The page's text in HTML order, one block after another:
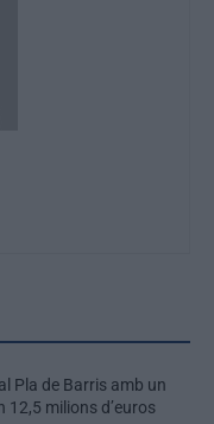
Pla de Barris amb un
12,5 milions d’euros